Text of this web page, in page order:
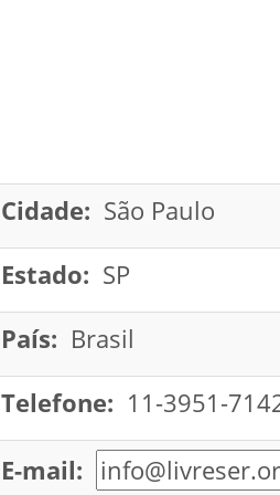
Cidade: São Paulo
Estado: SP
País: Brasil
Telefone: 11-3951-
E-mail: